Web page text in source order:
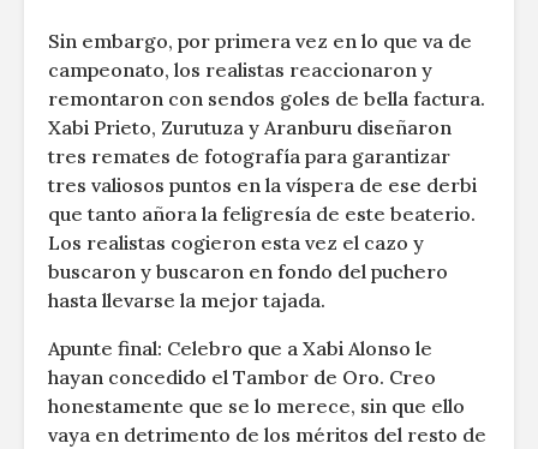
Sin embargo, por primera vez en lo que va de
campeonato, los realistas reaccionaron y
remontaron con sendos goles de bella factura.
Xabi Prieto, Zurutuza y Aranburu diseñaron
tres remates de fotografía para garantizar
tres valiosos puntos en la víspera de ese derbi
que tanto añora la feligresía de este beaterio.
Los realistas cogieron esta vez el cazo y
buscaron y buscaron en fondo del puchero
hasta llevarse la mejor tajada.
Apunte final: Celebro que a Xabi Alonso le
hayan concedido el Tambor de Oro. Creo
honestamente que se lo merece, sin que ello
vaya en detrimento de los méritos del resto de